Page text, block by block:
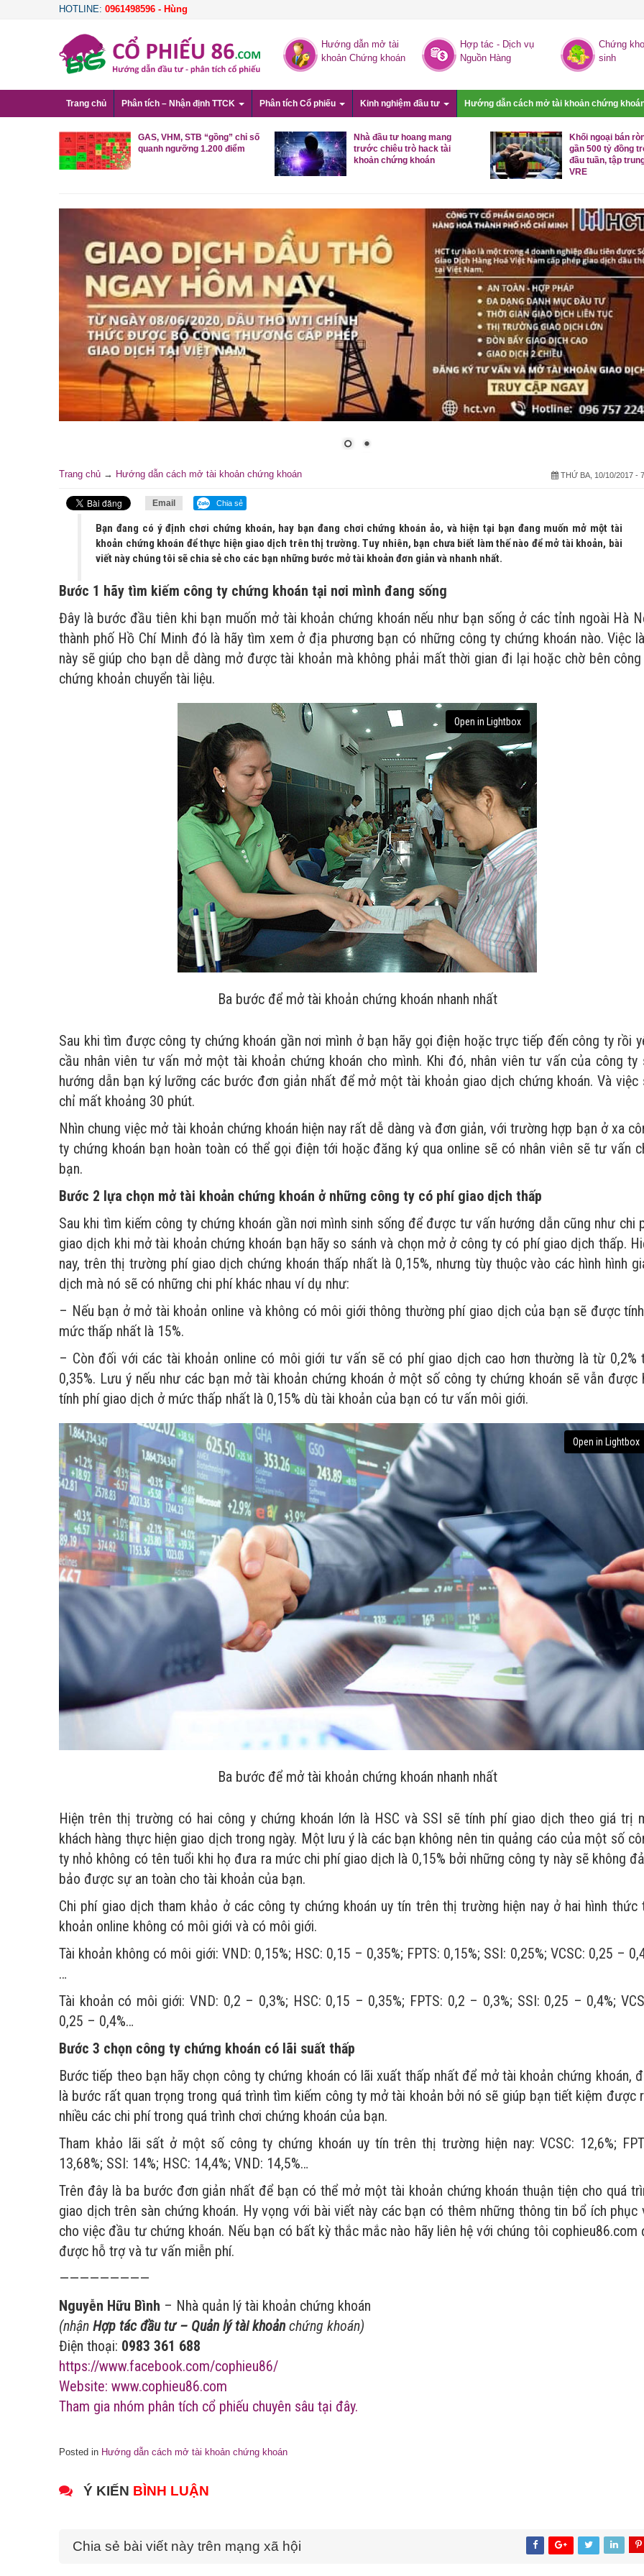
HOTLINE: 0961498596 - Hùng
Hướng dẫn mở tài
khoản Chứng khoán
Hợp tác - Dịch vụ
Nguồn Hàng
Chứng
sinh
Trang chủ Phân tích – Nhận định TTCK Phân tích Cổ phiếu Kinh nghiệm đầu tư Hướng dẫn cách mở tài khoản chứng
Khối ngoại đảo chiều mua
ròng trong ngày cơ cấu ETF
Khối ngoại tiếp đà bán ròng
hàng trăm tỷ đồng trong phiên
14/9
Cổ phiếu bất
dốc, trụ co
VN-Index
Trang chủ → Hướng dẫn cách mở tài khoản chứng khoán THỨ BA, 10/10/2017 -
Email Chia sẻ
Bạn đang có ý định chơi chứng khoán, hay bạn đang chơi chứng khoán ảo, và hiện tại bạn đang muốn mở một tài
khoản chứng khoán để thực hiện giao dịch trên thị trường. Tuy nhiên, bạn chưa biết làm thế nào để mở tài khoản, bài
viết này chúng tôi sẽ chia sẻ cho các bạn những bước mở tài khoản đơn giản và nhanh nhất.
Bước 1 hãy tìm kiếm công ty chứng khoán tại nơi mình đang sống
Đây là bước đầu tiên khi bạn muốn mở tài khoản chứng khoán nếu như bạn sống ở các tỉnh ngoài Hà
thành phố Hồ Chí Minh đó là hãy tìm xem ở địa phương bạn có những công ty chứng khoán nào. Việc
này sẽ giúp cho bạn dễ dàng mở được tài khoản mà không phải mất thời gian đi lại hoặc chờ bên
chứng khoản chuyển tài liệu.
Open in Lightbox
Ba bước để mở tài khoản chứng khoán nhanh nhất
Sau khi tìm được công ty chứng khoán gần nơi mình ở bạn hãy gọi điện hoặc trực tiếp đến công ty rồi
cầu nhân viên tư vấn mở một tài khoản chứng khoán cho mình. Khi đó, nhân viên tư vấn của công ty
hướng dẫn bạn ký lưỡng các bước đơn giản nhất để mở một tài khoản giao dịch chứng khoán. Và việc
chỉ mất khoảng 30 phút.
Nhìn chung việc mở tài khoản chứng khoán hiện nay rất dễ dàng và đơn giản, với trường hợp bạn ở xa
ty chứng khoán bạn hoàn toàn có thể gọi điện tới hoặc đăng ký qua online sẽ có nhân viên sẽ tư vấn
bạn.
Bước 2 lựa chọn mở tài khoản chứng khoán ở những công ty có phí giao dịch thấp
Sau khi tìm kiếm công ty chứng khoán gần nơi mình sinh sống để được tư vấn hướng dẫn cũng như chi
giao dịch khi mở tài khoản chứng khoán bạn hãy so sánh và chọn mở ở công ty có phí giao dịch thấp.
nay, trên thị trường phí giao dịch chứng khoán thấp nhất là 0,15%, nhưng tùy thuộc vào các hình hình
dịch mà nó sẽ có những chi phí khác nhau ví dụ như:
– Nếu bạn ở mở tài khoản online và không có môi giới thông thường phí giao dịch của bạn sẽ được
mức thấp nhất là 15%.
– Còn đối với các tài khoản online có môi giới tư vấn sẽ có phí giao dịch cao hơn thường là từ 0,2%
0,35%. Lưu ý nếu như các bạn mở tài khoản chứng khoán ở một số công ty chứng khoán sẽ vẫn được
tính phí giao dịch ở mức thấp nhất là 0,15% dù tài khoản của bạn có tư vấn môi giới.
Open in Lightbox
Ba bước để mở tài khoản chứng khoán nhanh nhất
Hiện trên thị trường có hai công y chứng khoán lớn là HSC và SSI sẽ tính phí giao dịch theo giá trị
khách hàng thực hiện giao dịch trong ngày. Một lưu ý là các bạn không nên tin quảng cáo của một số
ty nhỏ không có tên tuổi khi họ đưa ra mức chi phí giao dịch là 0,15% bởi những công ty này sẽ không
bảo được sự an toàn cho tài khoản của bạn.
Chi phí giao dịch tham khảo ở các công ty chứng khoán uy tín trên thị trường hiện nay ở hai hình thức
khoản online không có môi giới và có môi giới.
Tài khoản không có môi giới: VND: 0,15%; HSC: 0,15 – 0,35%; FPTS: 0,15%; SSI: 0,25%; VCSC: 0,25 –
…
Tài khoản có môi giới: VND: 0,2 – 0,3%; HSC: 0,15 – 0,35%; FPTS: 0,2 – 0,3%; SSI: 0,25 – 0,4%;
0,25 – 0,4%…
Bước 3 chọn công ty chứng khoán có lãi suất thấp
Bước tiếp theo bạn hãy chọn công ty chứng khoán có lãi xuất thấp nhất để mở tài khoản chứng khoán,
là bước rất quan trọng trong quá trình tìm kiếm công ty mở tài khoản bởi nó sẽ giúp bạn tiết kiệm được
nhiều các chi phí trong quá trình chơi chứng khoán của bạn.
Tham khảo lãi sất ở một số công ty chứng khoán uy tín trên thị trường hiện nay: VCSC: 12,6%;
13,68%; SSI: 14%; HSC: 14,4%; VND: 14,5%…
Trên đây là ba bước đơn giản nhất để bạn có thể mở một tài khoản chứng khoán thuận tiện cho quá
giao dịch trên sàn chứng khoán. Hy vọng với bài viết này các bạn có thêm những thông tin bổ ích phục
cho việc đầu tư chứng khoán. Nếu bạn có bất kỳ thắc mắc nào hãy liên hệ với chúng tôi cophieu86.com
được hỗ trợ và tư vấn miễn phí.
—————————
Nguyễn Hữu Bình – Nhà quản lý tài khoản chứng khoán
(nhận Hợp tác đầu tư – Quản lý tài khoản chứng khoán)
Điện thoại: 0983 361 688
https://www.facebook.com/cophieu86/
Website: www.cophieu86.com
Tham gia nhóm phân tích cổ phiếu chuyên sâu tại đây.
Posted in Hướng dẫn cách mở tài khoản chứng khoán
Ý KIẾN BÌNH LUẬN
Chia sẻ bài viết này trên mạng xã hội